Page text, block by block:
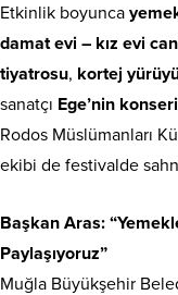
Etkinlik boyunca
damat evi – kız evi
tiyatrosu, kortej
sanatçı Ege’nin konseri
Rodos Müslümanları
ekibi de festivalde
Başkan Aras:
Paylaşıyoruz”
Muğla Büyükşehir